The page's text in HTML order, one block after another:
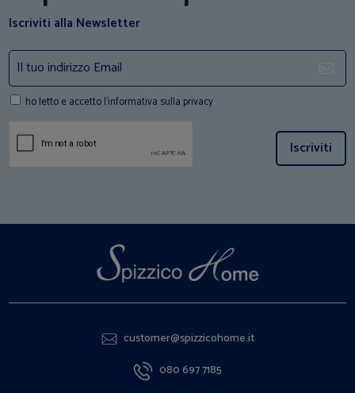
Iscriviti alla Newsletter
ho letto e accetto l'informativa sulla privacy
Iscriviti
customer@spizzicohome.it
080 697 7185